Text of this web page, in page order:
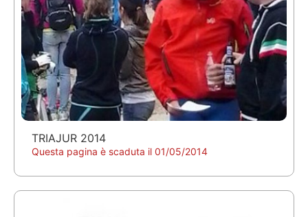
TRIAJUR 2014
Questa pagina è scaduta il 01/05/2014